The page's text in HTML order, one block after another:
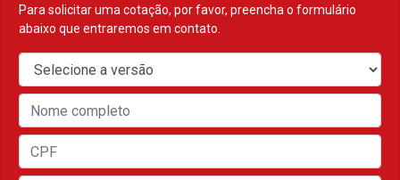
Para solicitar uma cotação, por favor, preencha o formulário
abaixo que entraremos em contato.